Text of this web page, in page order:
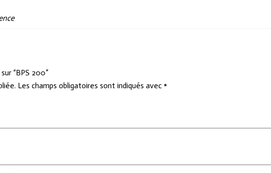
“BPS 200”
Les champs obligatoires sont indiqués avec *